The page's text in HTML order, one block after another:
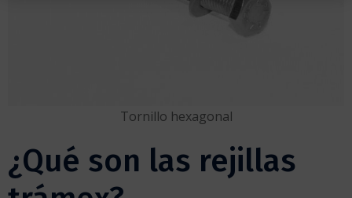
Tornillo hexagonal
¿Qué son las rejillas